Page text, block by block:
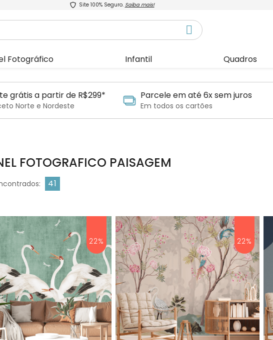
Site 100% Seguro. Saiba mais!
Fotográfico Infantil Quadros
grátis a partir de R$299*
Norte e Nordeste
Parcele em até 6x sem juros
Em todos os cartões
FOTOGRAFICO PAISAGEM
41
22% 22%